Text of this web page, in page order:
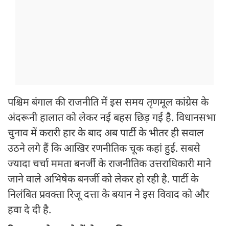
पश्चिम बंगाल की राजनीति में इस समय तृणमूल कांग्रेस के
अंदरूनी हालात को लेकर नई बहस छिड़ गई है. विधानसभा
चुनाव में करारी हार के बाद अब पार्टी के भीतर ही सवाल
उठने लगे हैं कि आखिर रणनीतिक चूक कहां हुई. सबसे
ज्यादा चर्चा ममता बनर्जी के राजनीतिक उत्तराधिकारी माने
जाने वाले अभिषेक बनर्जी को लेकर हो रही है. पार्टी के
निलंबित प्रवक्ता रिजू दत्ता के बयान ने इस विवाद को और
हवा दे दी है.